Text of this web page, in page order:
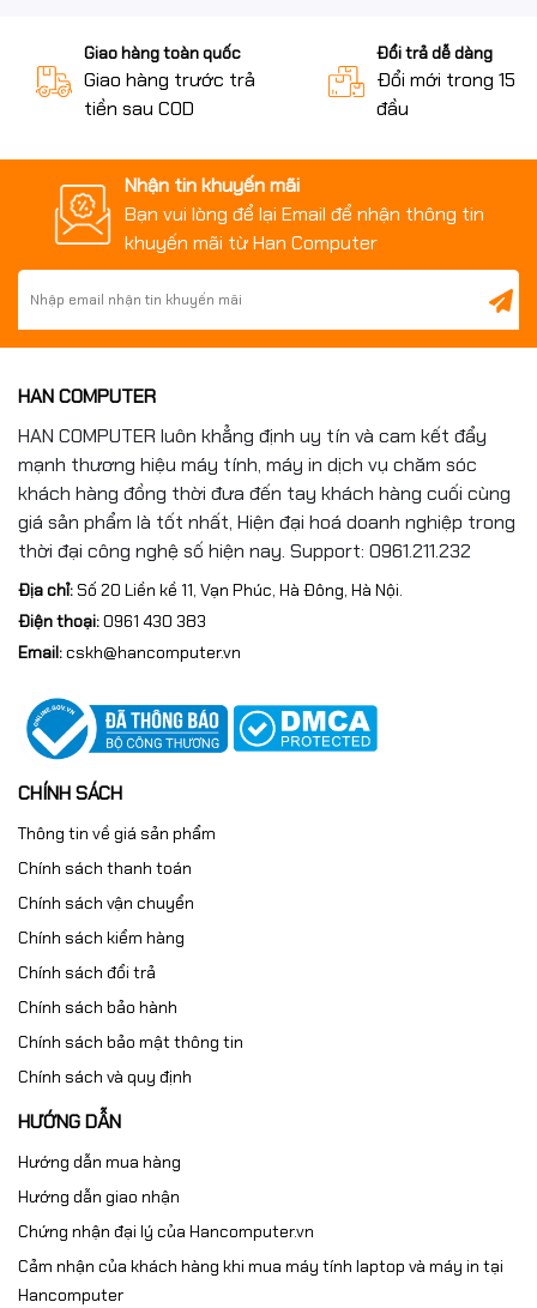
5600MHz chính hãng tại
Hancomputer
Khi mua RAM Kingston FURY Beast 16GB DDR5
5600MHz KF556C40BB-16WP tại
Hancomputer.vn
khách hàng được cam kết sản phẩm chính hãng, bảo
hành uy tín và hỗ trợ kỹ thuật tận tâm.
Hancomputer chuyên cung cấp RAM DDR5 Kingston,
linh kiện PC gaming, CPU Intel AMD, SSD, mainboard và
hấp dẫn.
📞 Hotline tư vấn & đặt hàng:0961.430.383
Giao hàng toàn quốc
Giao hàng trước trả
tiền sau COD
Đổi trả dễ dàng
Đổi mới trong 15
đầu
Nhận tin khuyến mãi
Bạn vui lòng để lại Email để nhận thông tin
khuyến mãi từ Han Computer
HAN COMPUTER
HAN COMPUTER luôn khẳng định uy tín và cam kết đẩy
mạnh thương hiệu máy tính, máy in dịch vụ chăm sóc
khách hàng đồng thời đưa đến tay khách hàng cuối cùng
giá sản phẩm là tốt nhất, Hiện đại hoá doanh nghiệp trong
thời đại công nghệ số hiện nay. Support: 0961.211.232
Địa chỉ:Số 20 Liền kề 11, Vạn Phúc, Hà Đông, Hà Nội.
Điện thoại:0961 430 383
Email:cskh@hancomputer.vn
CHÍNH SÁCH
Thông tin về giá sản phẩm
Chính sách thanh toán
Chính sách vận chuyển
Chính sách kiểm hàng
Chính sách đổi trả
Chính sách bảo hành
Chính sách bảo mật thông tin
Chính sách và quy định
HƯỚNG DẪN
Hướng dẫn mua hàng
Hướng dẫn giao nhận
Chứng nhận đại lý của Hancomputer.vn
Cảm nhận của khách hàng khi mua máy tính laptop và máy in tại
Hancomputer